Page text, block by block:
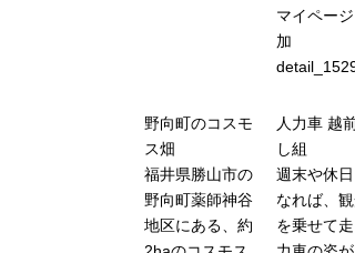
マイペー
加
野向町のコスモ
ス畑
福井県勝山市の
野向町薬師神谷
地区にある、約
人力車 越
し組
週末や休
なれば、
を乗せて